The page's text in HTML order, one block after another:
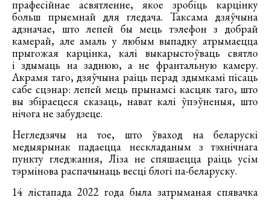
прафесійнае асвятленне, якое зробіць карцінку
больш прыемнай для гледача. Таксама дзяўчына
адзначае, што лепей бы мець тэлефон з добрай
камерай, але амаль у любым выпадку атрымаецца
прыгожая карцінка, калі выкарыстоўваць святло
і здымаць на заднюю, а не франтальную камеру.
Акрамя таго, дзяўчына раіць перад здымкамі пісаць
сабе сцэнар: лепей мець прынамсі касцяк таго, што
вы збіраецеся сказаць, нават калі ўпэўненыя, што
нічога не забудзеце.
Негледзячы на тое, што ўваход на беларускі
медыярынак падаецца нескладаным з тэхнічнага
пункту гледжання, Ліза не спяшаецца раіць усім
тэрмінова распачынаць весці блогі па-беларуску.
14 лістапада 2022 года была затрыманая спявачка